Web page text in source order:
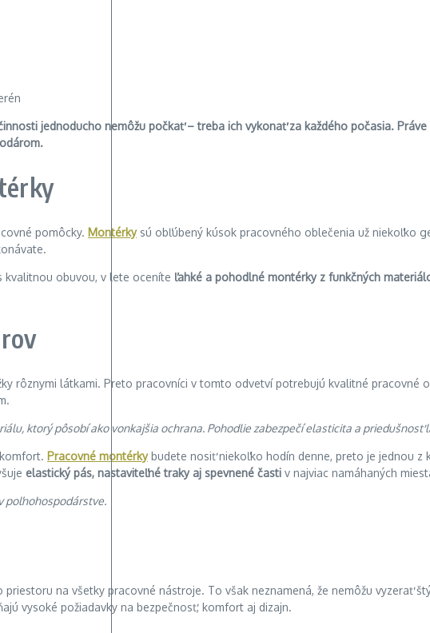
jednoducho nemôžu počkať – treba ich vykonať za každého počasia.
pomôcky. Montérkysú obľúbený kúsok pracovného oblečenia už niekoľko
obuvou, v lete oceníte ľahké a pohodlné montérky z funkčných
rôznymi látkami. Preto pracovníci v tomto odvetví potrebujú kvalitné pracovné
ktorý pôsobí ako vonkajšia ochrana. Pohodlie zabezpečí elasticita a priedušnosť
Pracovné montérkybudete nosiť niekoľko hodín denne, preto je jednou z
elastický pás, nastaviteľné traky aj spevnené časti v najviac namáhaných
poľnohospodárstve.
na všetky pracovné nástroje. To však neznamená, že nemôžu vyzerať
vysoké požiadavky na bezpečnosť, komfort aj dizajn.